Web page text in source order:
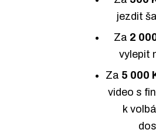
jezdit
Za 2
vylepit
Za 5 000
video s
k